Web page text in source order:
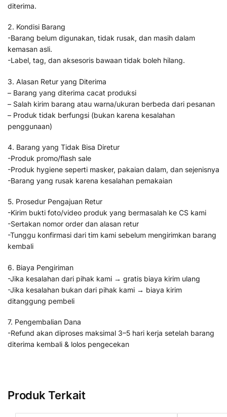
diterima.
2. Kondisi Barang
-Barang belum digunakan, tidak rusak, dan masih dalam
kemasan asli.
-Label, tag, dan aksesoris bawaan tidak boleh hilang.
3. Alasan Retur yang Diterima
– Barang yang diterima cacat produksi
– Salah kirim barang atau warna/ukuran berbeda dari pesanan
– Produk tidak berfungsi (bukan karena kesalahan
penggunaan)
4. Barang yang Tidak Bisa Diretur
-Produk promo/flash sale
-Produk hygiene seperti masker, pakaian dalam, dan sejenisnya
-Barang yang rusak karena kesalahan pemakaian
5. Prosedur Pengajuan Retur
-Kirim bukti foto/video produk yang bermasalah ke CS kami
-Sertakan nomor order dan alasan retur
-Tunggu konfirmasi dari tim kami sebelum mengirimkan barang
kembali
6. Biaya Pengiriman
-Jika kesalahan dari pihak kami → gratis biaya kirim ulang
-Jika kesalahan bukan dari pihak kami → biaya kirim
ditanggung pembeli
7. Pengembalian Dana
-Refund akan diproses maksimal 3–5 hari kerja setelah barang
diterima kembali & lolos pengecekan
Produk Terkait